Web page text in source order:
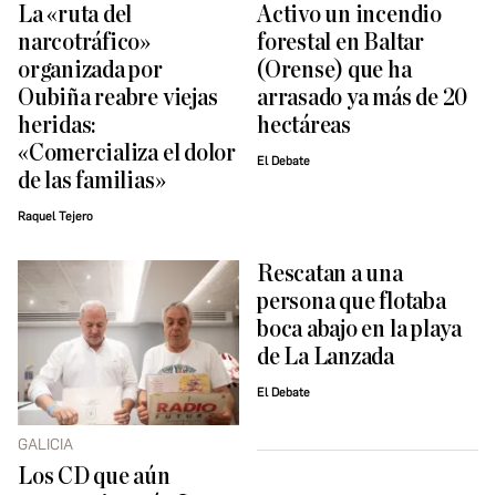
La «ruta del
narcotráfico»
organizada por
Oubiña reabre viejas
heridas:
«Comercializa el dolor
de las familias»
Raquel Tejero
Activo un incendio
forestal en Baltar
(Orense) que ha
arrasado ya más de 20
hectáreas
El Debate
GALICIA
Los CD que aún
Rescatan a una
persona que flotaba
boca abajo en la playa
de La Lanzada
El Debate